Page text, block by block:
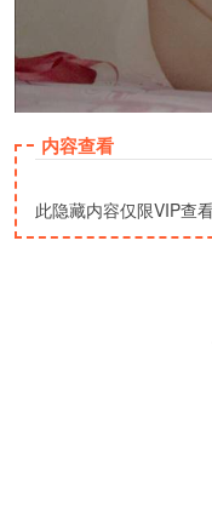
内容查看
此隐藏内容仅限VIP查